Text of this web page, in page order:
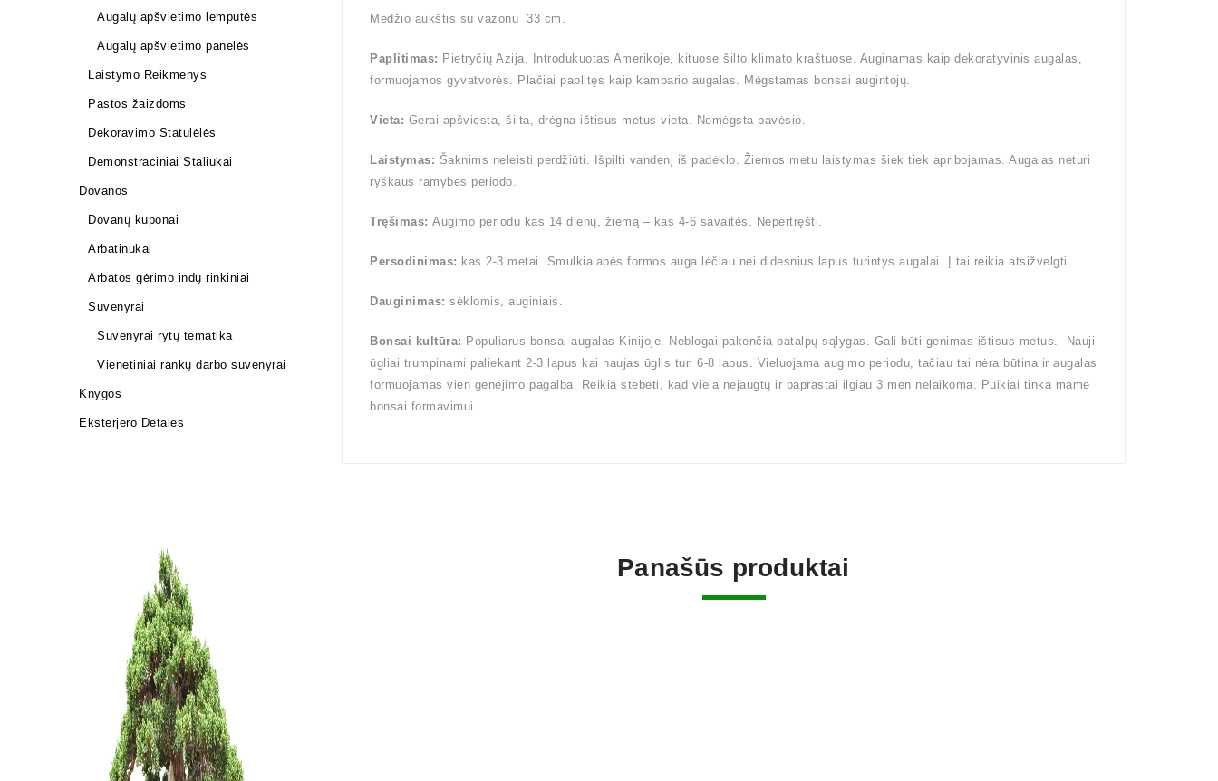
Medžio aukštis su vazonu 33 cm.
Paplitimas: Pietryčių Azija. Introdukuotas Amerikoje, kituose šilto klimato kraštuose. Auginamas kaip dekoratyvinis augalas,
formuojamos gyvatvorės. Plačiai paplitęs kaip kambario augalas. Mėgstamas bonsai augintojų.
Vieta: Gerai apšviesta, šilta, drėgna ištisus metus vieta. Nemėgsta pavėsio.
Laistymas: Šaknims neleisti perdžiūti. Išpilti vandenį iš padėklo. Žiemos metu laistymas šiek tiek apribojamas. Augalas neturi
ryškaus ramybės periodo.
Tręšimas: Augimo periodu kas 14 dienų, žiemą – kas 4-6 savaitės. Nepertręšti.
Persodinimas: kas 2-3 metai. Smulkialapės formos auga lėčiau nei didesnius lapus turintys augalai. Į tai reikia atsižvelgti.
Dauginimas: sėklomis, auginiais.
Bonsai kultūra: Populiarus bonsai augalas Kinijoje. Neblogai pakenčia patalpų sąlygas. Gali būti genimas ištisus metus. Nauji
ūgliai trumpinami paliekant 2-3 lapus kai naujas ūglis turi 6-8 lapus. Vieluojama augimo periodu, tačiau tai nėra būtina ir augalas
formuojamas vien genėjimo pagalba. Reikia stebėti, kad viela neįaugtų ir paprastai ilgiau 3 mėn nelaikoma. Puikiai tinka mame
bonsai formavimui.
Panašūs produktai
Augalų apšvietimo lemputės
Augalų apšvietimo panelės
Laistymo Reikmenys
Pastos žaizdoms
Dekoravimo Statulėlės
Demonstraciniai Staliukai
Dovanos
Dovanų kuponai
Arbatinukai
Arbatos gėrimo indų rinkiniai
Suvenyrai
Suvenyrai rytų tematika
Vienetiniai rankų darbo suvenyrai
Knygos
Eksterjero Detalės